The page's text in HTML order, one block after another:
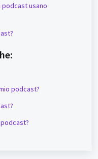
usano
podcast?